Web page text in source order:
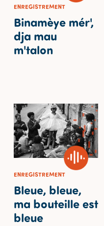
ENREGISTREMENT
Binamèye mér',
dja mau
m'talon
ENREGISTREMENT
Bleue, bleue,
ma bouteille est
bleue